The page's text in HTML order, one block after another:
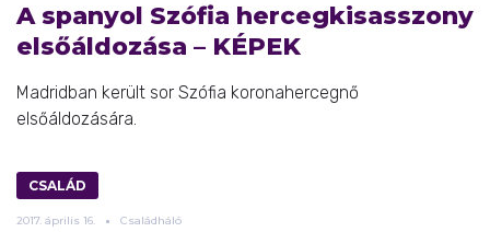
A spanyol Szófia hercegkisasszony
elsőáldozása – KÉPEK
Madridban került sor Szófia koronahercegnő
elsőáldozására.
CSALÁD
2017. április 16. Családháló